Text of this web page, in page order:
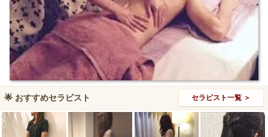
🌟 おすすめセラピスト セラピスト一覧 ＞